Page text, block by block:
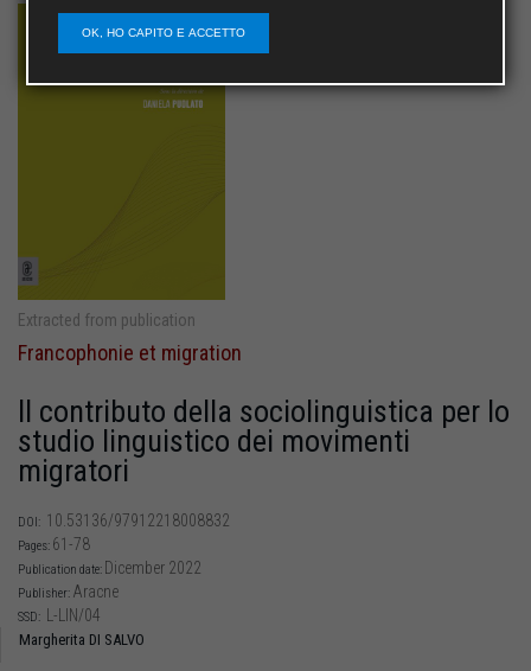
Extracted from publication
Francophonie et migration
Il contributo della sociolinguistica per lo
studio linguistico dei movimenti
migratori
DOI: 10.53136/97912218008832
Pages: 61-78
Publication date: Dicember 2022
Publisher: Aracne
SSD: L-LIN/04
Margherita DI SALVO
OK, HO CAPITO E ACCETTO